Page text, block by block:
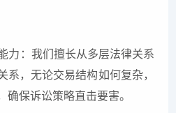
力：我们擅长从多层法律关系
系，无论交易结构如何复杂，
确保诉讼策略直击要害。